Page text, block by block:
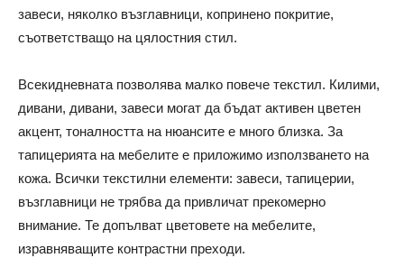
завеси, няколко възглавници, копринено покритие,
съответстващо на цялостния стил.
Всекидневната позволява малко повече текстил. Килими,
дивани, дивани, завеси могат да бъдат активен цветен
акцент, тоналността на нюансите е много близка. За
тапицерията на мебелите е приложимо използването на
кожа. Всички текстилни елементи: завеси, тапицерии,
възглавници не трябва да привличат прекомерно
внимание. Те допълват цветовете на мебелите,
изравняващите контрастни преходи.